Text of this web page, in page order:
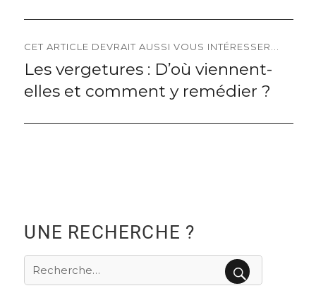
CET ARTICLE DEVRAIT AUSSI VOUS INTÉRESSER...
Next
post:
Les vergetures : D’où viennent-
elles et comment y remédier ?
UNE RECHERCHE ?
Recherche
pour